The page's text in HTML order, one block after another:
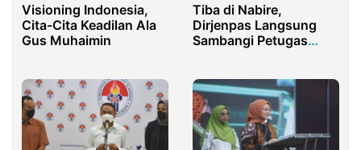
Visioning Indonesia,
Cita-Cita Keadilan Ala
Gus Muhaimin
Tiba di Nabire,
Dirjenpas Langsung
Sambangi Petugas